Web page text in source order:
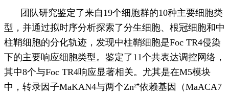
团队研究鉴定了来自19个细胞群的10种主要细胞类
型，并通过拟时序分析探索了分生细胞、根冠细胞和中
柱鞘细胞的分化轨迹，发现中柱鞘细胞是Foc TR4侵染
下的主要响应细胞类型。鉴定了11个共表达调控网络，
其中8个与Foc TR4响应显著相关。尤其是在M5模块
中，转录因子MaKAN4与两个Zn²⁺依赖基因（MaACA7